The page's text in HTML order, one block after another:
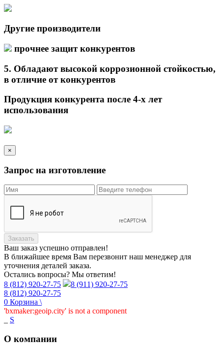
Другие производители
прочнее защит конкурентов
5. Обладают высокой коррозионной стойкостью,
в отличие отконкурентов
Продукция конкурента после 4-х лет
использования
×
Запрос на изготовление
Заказать
Ваш заказ успешно отправлен!
В ближайшее время Вам перезвонит наш менеджер для
уточнения деталей заказа.
Остались вопросы? Мы ответим!
8 (812) 920-27-75
8 (911) 920-27-75
8 (812) 920-27-75
0 Корзина \
'bxmaker:geoip.city' is not a component
S
О компании